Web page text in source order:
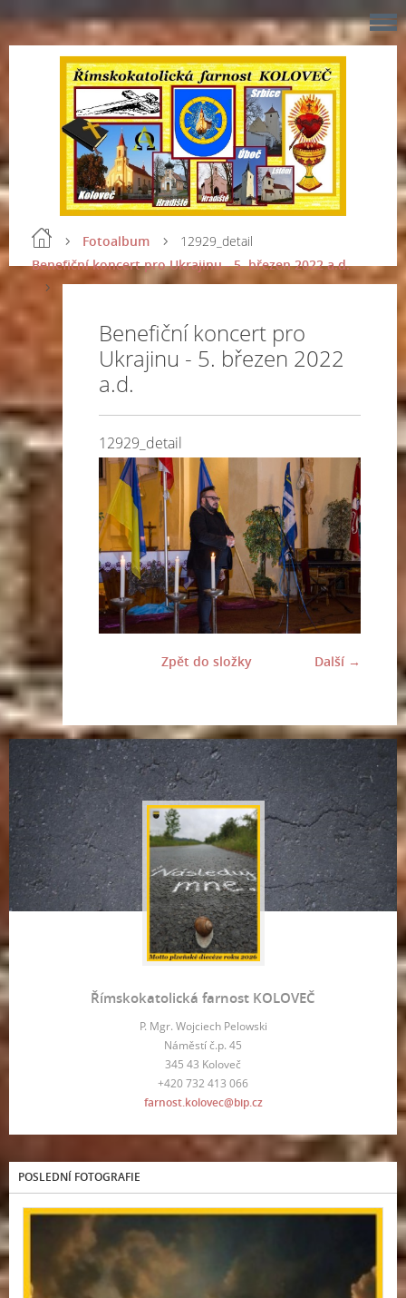
Fotoalbum
Benefiční koncert pro Ukrajinu - 5. březen 2022 a.d.
12929_detail
Benefiční koncert pro
Ukrajinu - 5. březen 2022
a.d.
12929_detail
Další →
Zpět do složky
Římskokatolická farnost KOLOVEČ
P. Mgr. Wojciech Pelowski
Náměstí č.p. 45
345 43 Koloveč
+420 732 413 066
farnost.kolovec@bip.cz
POSLEDNÍ FOTOGRAFIE